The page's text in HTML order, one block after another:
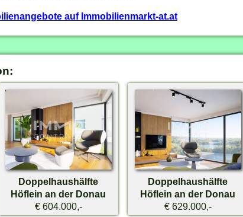
auf Immobilienmarkt-at.at
Doppelhaushälfte
Höflein an der Donau
€ 604.000,-
Doppelhaushälfte
Höflein an der Donau
€ 629.000,-